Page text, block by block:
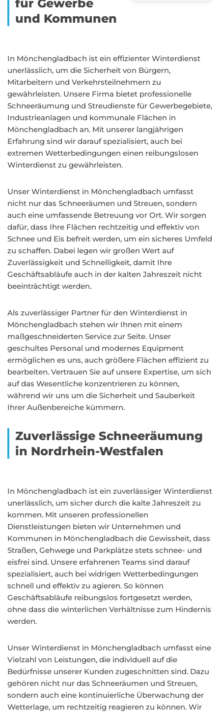
für Gewerbe
und Kommunen
In Mönchengladbach ist ein effizienter Winterdienst
unerlässlich, um die Sicherheit von Bürgern,
Mitarbeitern und Verkehrsteilnehmern zu
gewährleisten. Unsere Firma bietet professionelle
Schneeräumung und Streudienste für Gewerbegebiete,
Industrieanlagen und kommunale Flächen in
Mönchengladbach an. Mit unserer langjährigen
Erfahrung sind wir darauf spezialisiert, auch bei
extremen Wetterbedingungen einen reibungslosen
Winterdienst zu gewährleisten.
Unser Winterdienst in Mönchengladbach umfasst
nicht nur das Schneeräumen und Streuen, sondern
auch eine umfassende Betreuung vor Ort. Wir sorgen
dafür, dass Ihre Flächen rechtzeitig und effektiv von
Schnee und Eis befreit werden, um ein sicheres Umfeld
zu schaffen. Dabei legen wir großen Wert auf
Zuverlässigkeit und Schnelligkeit, damit Ihre
Geschäftsabläufe auch in der kalten Jahreszeit nicht
beeinträchtigt werden.
Als zuverlässiger Partner für den Winterdienst in
Mönchengladbach stehen wir Ihnen mit einem
maßgeschneiderten Service zur Seite. Unser
geschultes Personal und modernes Equipment
ermöglichen es uns, auch größere Flächen effizient zu
bearbeiten. Vertrauen Sie auf unsere Expertise, um sich
auf das Wesentliche konzentrieren zu können,
während wir uns um die Sicherheit und Sauberkeit
Ihrer Außenbereiche kümmern.
Zuverlässige Schneeräumung
in Nordrhein-Westfalen
In Mönchengladbach ist ein zuverlässiger Winterdienst
unerlässlich, um sicher durch die kalte Jahreszeit zu
kommen. Mit unseren professionellen
Dienstleistungen bieten wir Unternehmen und
Kommunen in Mönchengladbach die Gewissheit, dass
Straßen, Gehwege und Parkplätze stets schnee- und
eisfrei sind. Unsere erfahrenen Teams sind darauf
spezialisiert, auch bei widrigen Wetterbedingungen
schnell und effektiv zu agieren. So können
Geschäftsabläufe reibungslos fortgesetzt werden,
ohne dass die winterlichen Verhältnisse zum Hindernis
werden.
Unser Winterdienst in Mönchengladbach umfasst eine
Vielzahl von Leistungen, die individuell auf die
Bedürfnisse unserer Kunden zugeschnitten sind. Dazu
gehören nicht nur das Schneeräumen und Streuen,
sondern auch eine kontinuierliche Überwachung der
Wetterlage, um rechtzeitig reagieren zu können. Wir